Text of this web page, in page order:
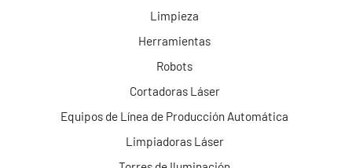
Limpieza
Herramientas
Robots
Cortadoras Láser
Equipos de Línea de Producción Automática
Limpiadoras Láser